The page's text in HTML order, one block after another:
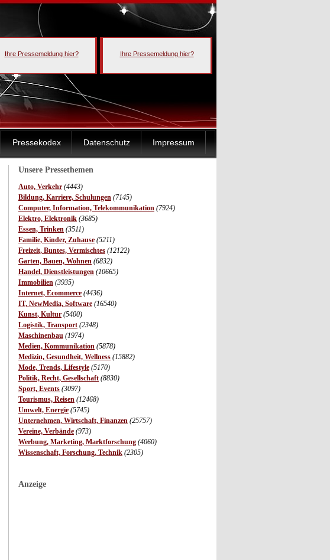
Ihre Pressemeldung hier? Ihre Pressemeldung hier?
Pressekodex Datenschutz Impressum
Unsere Pressethemen
Auto, Verkehr (4443)
Bildung, Karriere, Schulungen (7145)
Computer, Information, Telekommunikation (7924)
Elektro, Elektronik (3685)
Essen, Trinken (3511)
Familie, Kinder, Zuhause (5211)
Freizeit, Buntes, Vermischtes (12122)
Garten, Bauen, Wohnen (6832)
Handel, Dienstleistungen (10665)
Immobilien (3935)
Internet, Ecommerce (4436)
IT, NewMedia, Software (16540)
Kunst, Kultur (5400)
Logistik, Transport (2348)
Maschinenbau (1974)
Medien, Kommunikation (5878)
Medizin, Gesundheit, Wellness (15882)
Mode, Trends, Lifestyle (5170)
Politik, Recht, Gesellschaft (8830)
Sport, Events (3097)
Tourismus, Reisen (12468)
Umwelt, Energie (5745)
Unternehmen, Wirtschaft, Finanzen (25757)
Vereine, Verbände (973)
Werbung, Marketing, Marktforschung (4060)
Wissenschaft, Forschung, Technik (2305)
Anzeige